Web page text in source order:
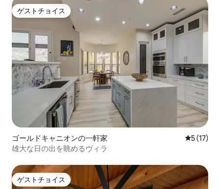
ゲストチョイス
ゲストチョイス
ゴールドキャニオンの一軒家 レビュー
5 (17)
雄大な日の出を眺めるヴィラ
ゲストチョイス
ゲストチョイス